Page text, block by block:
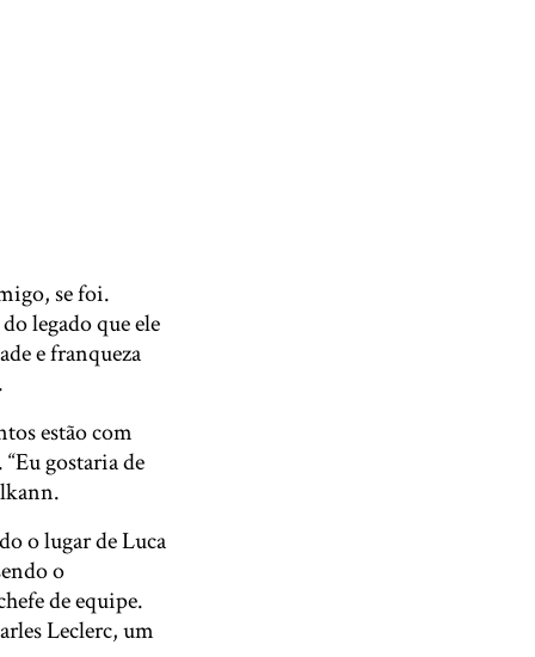
se foi.
legado que ele
e franqueza
estão com
gostaria de
o lugar de Luca
o
de equipe.
Leclerc, um